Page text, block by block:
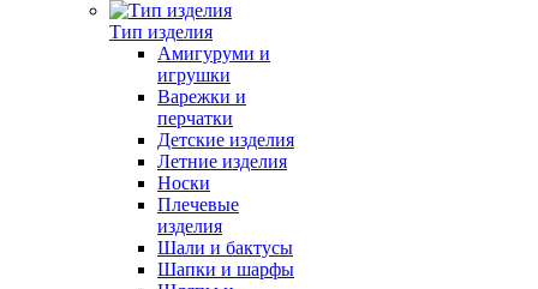
Тип изделия
Амигуруми и
игрушки
Варежки и
перчатки
Детские изделия
Летние изделия
Носки
Плечевые
изделия
Шали и бактусы
Шапки и шарфы